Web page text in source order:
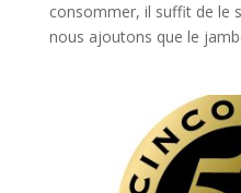
consommer, il suffit de le
nous ajoutons que le